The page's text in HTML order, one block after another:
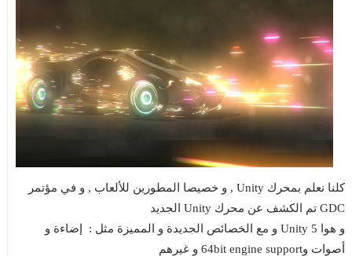
كلنا نعلم بمحرك Unity , و خصيصا المطورين للألعاب , و في مؤتمر
GDC تم الكشف عن محرك Unity الجديد
و هوا Unity 5 و مع الخصائص الجديدة و المميزة مثل : إضاءة و
أصوات و64bit engine support و غيرهم